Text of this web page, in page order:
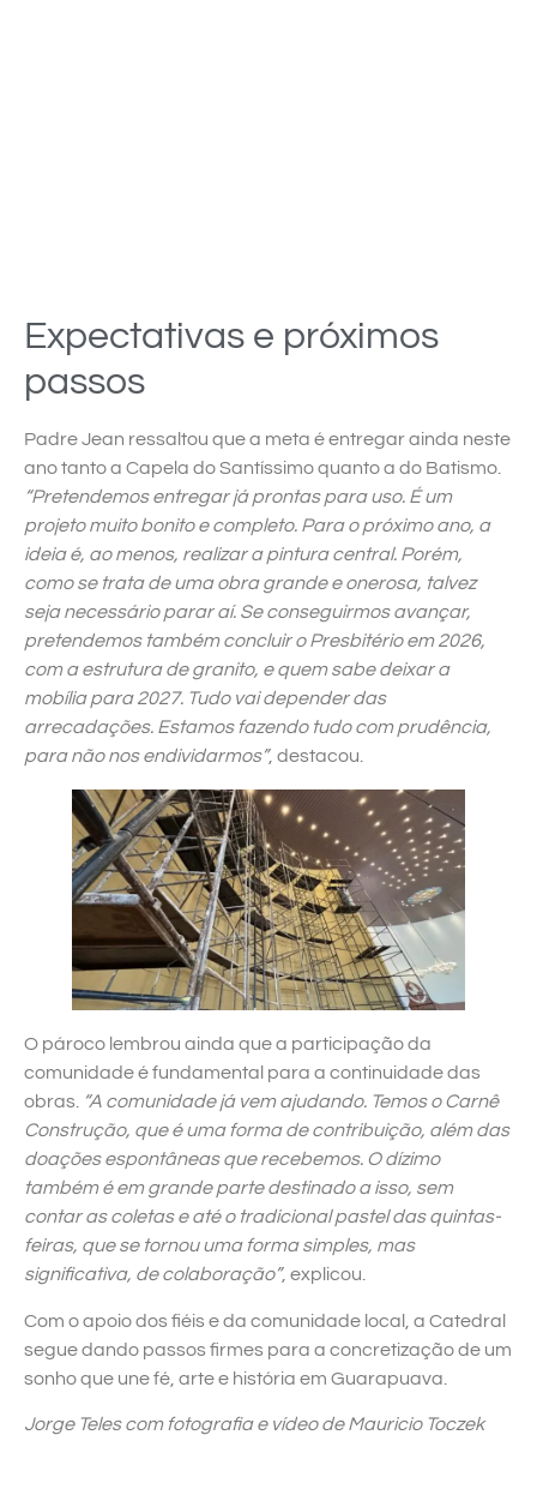
Expectativas e próximos
passos
Padre Jean ressaltou que a meta é entregar ainda neste
ano tanto a Capela do Santíssimo quanto a do Batismo.
“Pretendemos entregar já prontas para uso. É um
projeto muito bonito e completo. Para o próximo ano, a
ideia é, ao menos, realizar a pintura central. Porém,
como se trata de uma obra grande e onerosa, talvez
seja necessário parar aí. Se conseguirmos avançar,
pretendemos também concluir o Presbitério em 2026,
com a estrutura de granito, e quem sabe deixar a
mobília para 2027. Tudo vai depender das
arrecadações. Estamos fazendo tudo com prudência,
para não nos endividarmos”, destacou.
O pároco lembrou ainda que a participação da
comunidade é fundamental para a continuidade das
obras. “A comunidade já vem ajudando. Temos o Carnê
Construção, que é uma forma de contribuição, além das
doações espontâneas que recebemos. O dízimo
também é em grande parte destinado a isso, sem
contar as coletas e até o tradicional pastel das quintas-
feiras, que se tornou uma forma simples, mas
significativa, de colaboração”, explicou.
Com o apoio dos fiéis e da comunidade local, a Catedral
segue dando passos firmes para a concretização de um
sonho que une fé, arte e história em Guarapuava.
Jorge Teles com fotografia e vídeo de Mauricio Toczek